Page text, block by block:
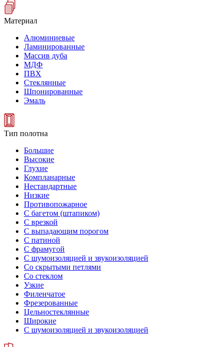
Материал
Алюминиевые
Ламинированные
Массив дуба
МДФ
ПВХ
Стеклянные
Шпонированные
Эмаль
Тип полотна
Большие
Высокие
Глухие
Компланарные
Нестандартные
Низкие
Противопожарное
С багетом (штапиком)
С врезкой
С выпадающим порогом
С патиной
С фрамугой
С шумоизоляцией и звукоизоляцией
Со скрытыми петлями
Со стеклом
Узкие
Филенчатое
Фрезерованные
Цельностеклянные
Широкие
С шумоизоляцией и звукоизоляцией